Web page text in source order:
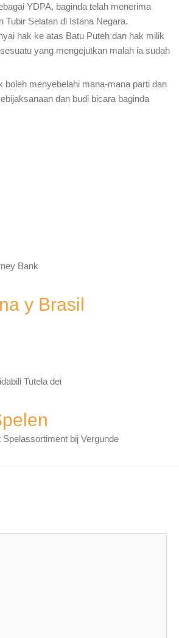
YDPA, baginda telah menerima
Tubir Selatan di Istana Negara.
hak ke atas Batu Puteh dan hak milik
yang mengejutkan malah ia sudah
boleh menyebelahi mana-mana parti dan
dan budi bicara baginda
Bank
y Brasil
Tutela dei
bij Vergunde